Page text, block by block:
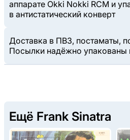
аппарате Okki Nokki RCM и
в антистатический конверт
Доставка в ПВЗ, постаматы,
Посылки надёжно упакованы
Ещё Frank Sinatra